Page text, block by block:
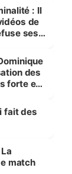
: Il
de
ses
des
forte et
»
fait des
match